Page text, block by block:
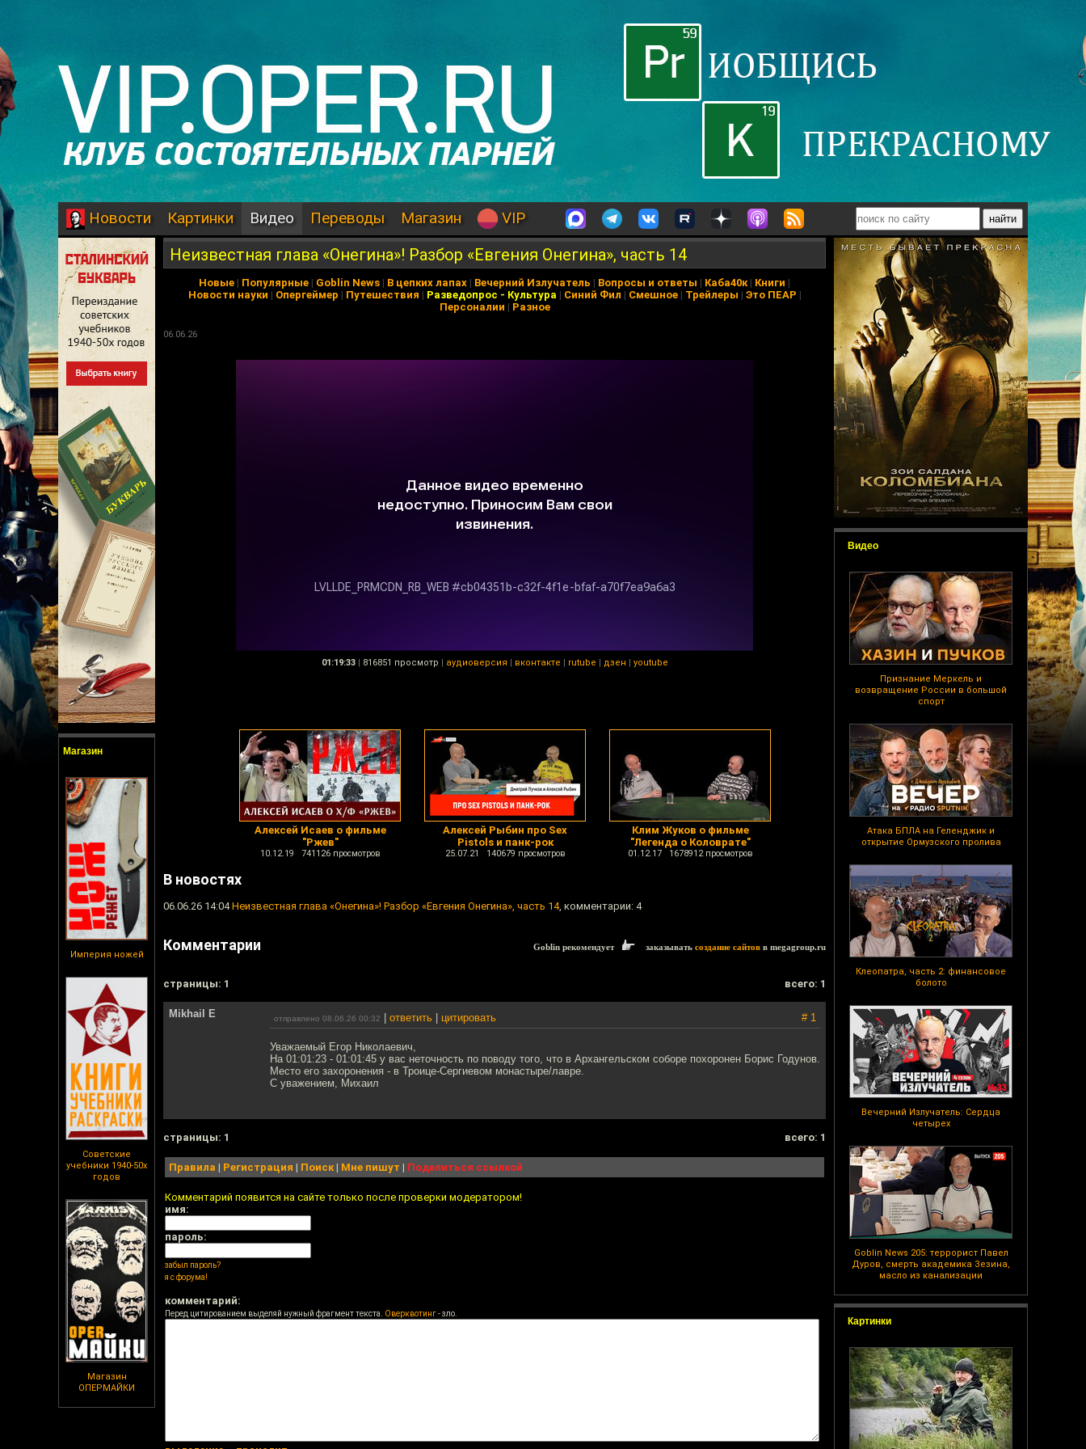
Новости Картинки Видео Переводы Магазин VIP
Магазин
Империя ножей
Советские
учебники 1940-50х
годов
Магазин
ОПЕРМАЙКИ
Видео
Признание Меркель и
возвращение России в большой
спорт
Атака БПЛА на Геленджик и
открытие Ормузского пролива
Клеопатра, часть 2: финансовое
болото
Вечерний Излучатель: Сердца
четырех
Goblin News 205: террорист Павел
Дуров, смерть академика Зезина,
масло из канализации
Картинки
Неизвестная глава «Онегина»! Разбор «Евгения Онегина», часть 14
Новые | Популярные | Goblin News | В цепких лапах | Вечерний Излучатель | Вопросы и ответы | Каба40к| Книги |
Новости науки | Опергеймер | Путешествия | Разведопрос - Культура | Синий Фил | Смешное| Трейлеры | Это ПЕАР |
Персоналии | Разное
06.06.26
01:19:33 | 816851 просмотр | аудиоверсия | вконтакте | rutube | дзен | youtube
Алексей Исаев о фильме
"Ржев"
10.12.19 741126 просмотров
Алексей Рыбин про Sex
Pistols и панк-рок
25.07.21 140679 просмотров
Клим Жуков о фильме
"Легенда о Коловрате"
01.12.17 1678912 просмотров
В новостях
06.06.26 14:04Неизвестная глава «Онегина»! Разбор «Евгения Онегина», часть 14, комментарии: 4
Комментарии Goblin рекомендует заказывать создание сайтов в megagroup.ru
cтраницы: 1 всего: 1
Mikhail E отправлено 08.06.26 00:32 ответить цитировать # 1
Уважаемый Егор Николаевич,
На 01:01:23 - 01:01:45 у вас неточность по поводу того, что в Архангельском соборе похоронен Борис Годунов.
Место его захоронения - в Троице-Сергиевом монастыре/лавре.
С уважением, Михаил
cтраницы: 1 всего: 1
Правила | Регистрация | Поиск| Мне пишут | Поделиться ссылкой
Комментарий появится на сайте только после проверки модератором!
имя:
пароль:
забыл пароль?
я с форума!
комментарий:
Перед цитированием выделяй нужный фрагмент текста. Оверквотинг- зло.